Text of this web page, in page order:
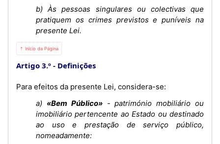
b) Às pessoas singulares ou colectivas que
pratiquem os crimes previstos e puníveis na
presente Lei.
⇡ Início da Página
Artigo 3.º Definições
Para efeitos da presente Lei, considera-se:
a) «Bem Público»- património mobiliário ou
imobiliário pertencente ao Estado ou destinado
ao uso e prestação de serviço público,
nomeadamente: